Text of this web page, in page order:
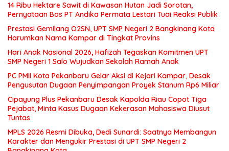
14 Ribu Hektare Sawit di Kawasan Hutan Jadi Sorotan,
Pernyataan Bos PT Andika Permata Lestari Tuai Reaksi Publik
Prestasi Gemilang O2SN, UPT SMP Negeri 2 Bangkinang Kota
Harumkan Nama Kampar di Tingkat Provins
Hari Anak Nasional 2026, Hafizah Tegaskan Komitmen UPT
SMP Negeri 1 Salo Wujudkan Sekolah Ramah Anak
PC PMII Kota Pekanbaru Gelar Aksi di Kejari Kampar, Desak
Pengusutan Dugaan Penyimpangan Proyek Stanum Rp6 Miliar
Cipayung Plus Pekanbaru Desak Kapolda Riau Copot Tiga
Pejabat, Minta Kasus Dugaan Kekerasan Mahasiswa Diusut
Tuntas
MPLS 2026 Resmi Dibuka, Dedi Sunardi: Saatnya Membangun
Karakter dan Mengukir Prestasi di UPT SMP Negeri 2